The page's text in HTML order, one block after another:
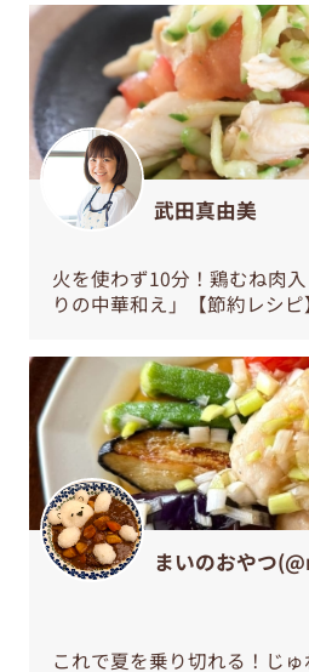
武田真由美
火を使わず10分！鶏むね肉
りの中華和え」【節約レシピ
まいのおやつ
これで夏を乗り切れる！じ